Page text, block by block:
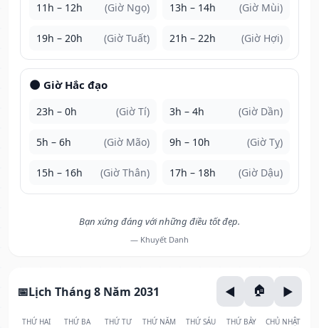
11h – 12h (Giờ Ngọ) 13h – 14h (Giờ Mùi)
19h – 20h (Giờ Tuất) 21h – 22h (Giờ Hợi)
🌑 Giờ Hắc đạo
23h – 0h (Giờ Tí) 3h – 4h (Giờ Dần)
5h – 6h (Giờ Mão) 9h – 10h (Giờ Tỵ)
15h – 16h (Giờ Thân) 17h – 18h (Giờ Dậu)
Bạn xứng đáng với những điều tốt đẹp.
— Khuyết Danh
Lịch Tháng 8 Năm 2031
THỨ HAI THỨ BA THỨ TƯ THỨ NĂM THỨ SÁU THỨ BẢY CHỦ NHẬT